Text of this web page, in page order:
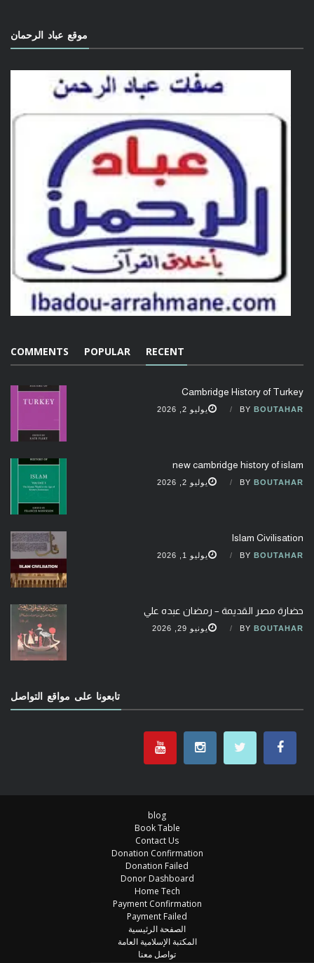
موقع عباد الرحمان
RECENT
POPULAR
COMMENTS
Cambridge History of Turkey
BY BOUTAHAR يوليو 2, 2026
new cambridge history of islam
BY BOUTAHAR يوليو 2, 2026
Islam Civilisation
BY BOUTAHAR يوليو 1, 2026
حضارة مصر القديمة – رمضان عبده علي
BY BOUTAHAR يونيو 29, 2026
تابعونا على مواقع التواصل
blog
Book Table
Contact Us
Donation Confirmation
Donation Failed
Donor Dashboard
Home Tech
Payment Confirmation
Payment Failed
الصفحة الرئيسية
المكتبة الإسلامية العامة
تواصل معنا